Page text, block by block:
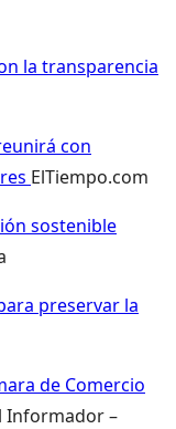
la transparencia
con
ElTiempo.com
sostenible
preservar la
de Comercio
Informador –